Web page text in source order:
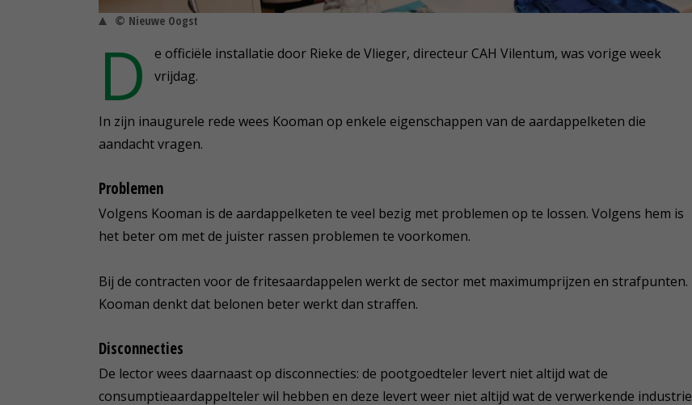
© Nieuwe Oogst
D
e officiële installatie door Rieke de Vlieger, directeur CAH Vilentum, was vorige week
vrijdag.
In zijn inaugurele rede wees Kooman op enkele eigenschappen van de aardappelketen die
aandacht vragen.
Problemen
Volgens Kooman is de aardappelketen te veel bezig met problemen op te lossen. Volgens hem is
het beter om met de juister rassen problemen te voorkomen.
Bij de contracten voor de fritesaardappelen werkt de sector met maximumprijzen en strafpunten.
Kooman denkt dat belonen beter werkt dan straffen.
Disconnecties
De lector wees daarnaast op disconnecties: de pootgoedteler levert niet altijd wat de
consumptieaardappelteler wil hebben en deze levert weer niet altijd wat de verwerkende industrie